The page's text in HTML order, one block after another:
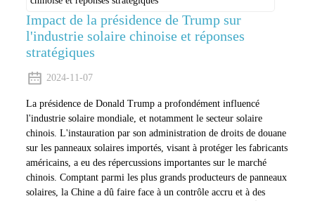
Impact de la présidence de Trump sur
l'industrie solaire chinoise et réponses
stratégiques
2024-11-07
La présidence de Donald Trump a profondément influencé
l'industrie solaire mondiale, et notamment le secteur solaire
chinois. L'instauration par son administration de droits de douane
sur les panneaux solaires importés, visant à protéger les fabricants
américains, a eu des répercussions importantes sur le marché
chinois. Comptant parmi les plus grands producteurs de panneaux
solaires, la Chine a dû faire face à un contrôle accru et à des